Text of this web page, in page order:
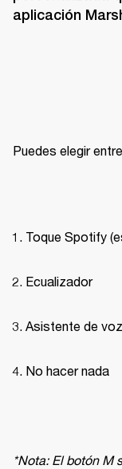
aplicación
Puedes elegir
Toque Spotify
Ecualizador
Asistente de voz
No hacer nada
*Nota: El botón M